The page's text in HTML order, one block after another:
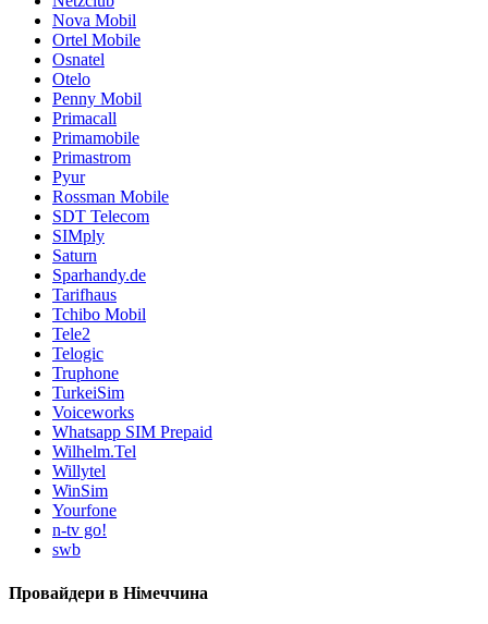
Nova Mobil
Ortel Mobile
Osnatel
Otelo
Penny Mobil
Primacall
Primamobile
Primastrom
Pyur
Rossman Mobile
SDT Telecom
SIMply
Saturn
Sparhandy.de
Tarifhaus
Tchibo Mobil
Tele2
Telogic
Truphone
TurkeiSim
Voiceworks
Whatsapp SIM Prepaid
Wilhelm.Tel
Willytel
WinSim
Yourfone
n-tv go!
swb
Провайдери в Німеччина